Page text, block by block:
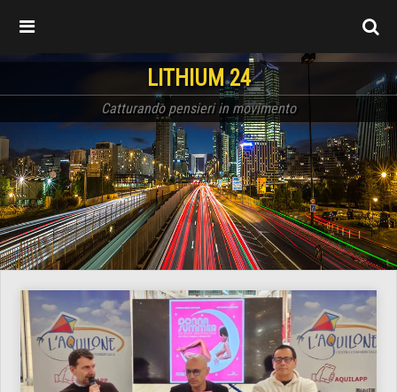
LITHIUM 24
Catturando pensieri in movimento